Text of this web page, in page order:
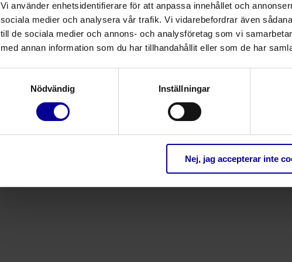
Vi använder enhetsidentifierare för att anpassa innehållet och
sociala medier och analysera vår trafik. Vi vidarebefordrar även
till de sociala medier och annons- och analysföretag som vi
med annan information som du har tillhandahållit eller som de har
Nödvändig
Inställningar
Nej, jag accepterar inte
Mer information skickas till dig per
Ladda ner